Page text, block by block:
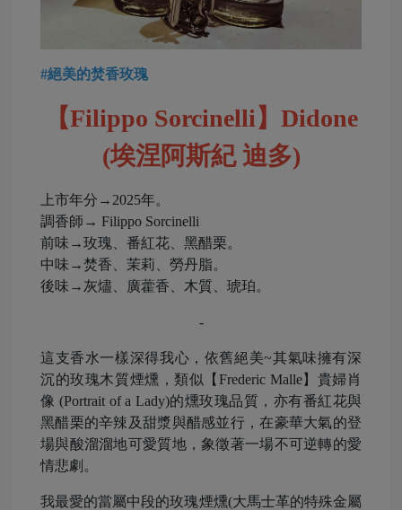
#絕美的焚香玫瑰
【Filippo Sorcinelli】Didone
(埃涅阿斯紀 迪多)
上市年分→2025年。
調香師→ Filippo Sorcinelli
前味→玫瑰、番紅花、黑醋栗。
中味→焚香、茉莉、勞丹脂。
後味→灰燼、廣藿香、木質、琥珀。
-
這支香水一樣深得我心，依舊絕美~其氣味擁有深
沉的玫瑰木質煙燻，類似【Frederic Malle】貴婦肖
像 (Portrait of a Lady)的燻玫瑰品質，亦有番紅花與
黑醋栗的辛辣及甜漿與醋感並行，在豪華大氣的登
場與酸溜溜地可愛質地，象徵著一場不可逆轉的愛
情悲劇。
我最愛的當屬中段的玫瑰煙燻(大馬士革的特殊金屬